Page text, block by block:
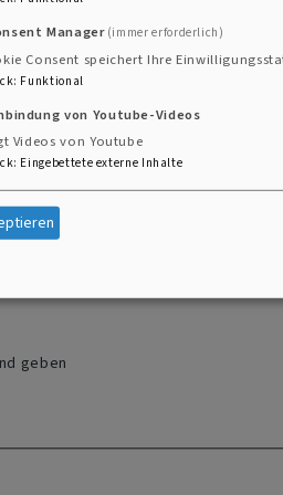
Internetadressen an.
zur
geben
Manager (immer erforderlich)
Consent speichert Ihre
: Funktional
von Youtube-Videos
Videos von Youtube
: Eingebettete externe Inhalte